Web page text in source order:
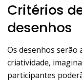
Critérios
desenhos
Os desenhos serão
criatividade,
participantes